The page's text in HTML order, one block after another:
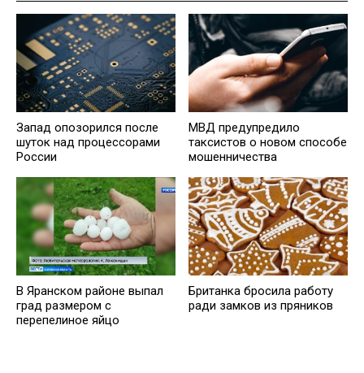
Запад опозорился после
шуток над процессорами
России
МВД предупредило
таксистов о новом способе
мошенничества
В Яранском районе выпал
град размером с
перепелиное яйцо
Британка бросила работу
ради замков из пряников